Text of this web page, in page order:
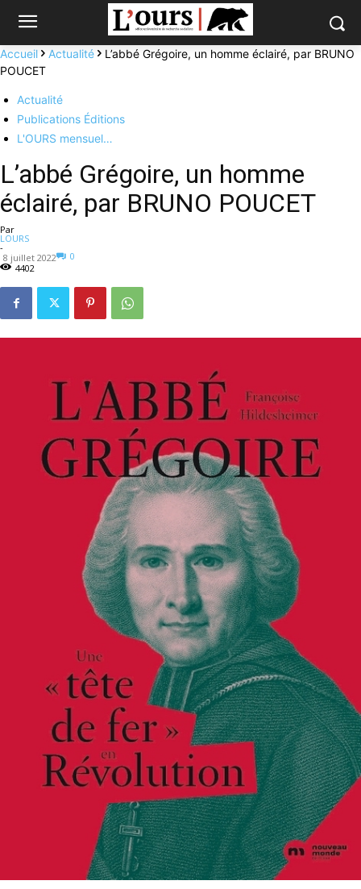
Accueil Actualité
L’abbé Grégoire, un homme éclairé, par BRUNO
POUCET
Actualité
Publications Éditions
L'OURS mensuel…
L’abbé Grégoire, un homme
éclairé, par BRUNO POUCET
Par
LOURS
-
8 juillet 2022
0
4402